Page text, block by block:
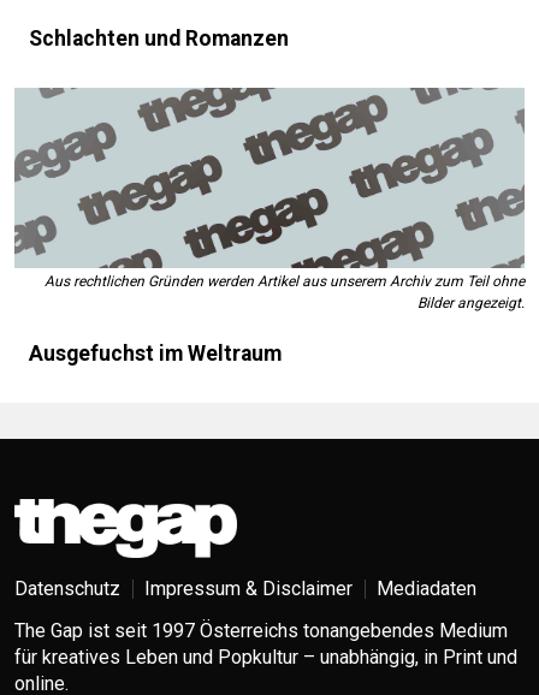
Schlachten und Romanzen
Aus rechtlichen Gründen werden Artikel aus unserem Archiv zum Teil ohne
Bilder angezeigt.
Ausgefuchst im Weltraum
Datenschutz Impressum & Disclaimer
Mediadaten
The Gap ist seit 1997 Österreichs tonangebendes Medium
für kreatives Leben und Popkultur – unabhängig, in Print und
online.